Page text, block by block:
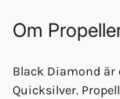
Om
Black Diamond
Quicksilver.